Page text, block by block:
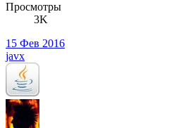
Просмотры
3K
15 Фев 2016
javx